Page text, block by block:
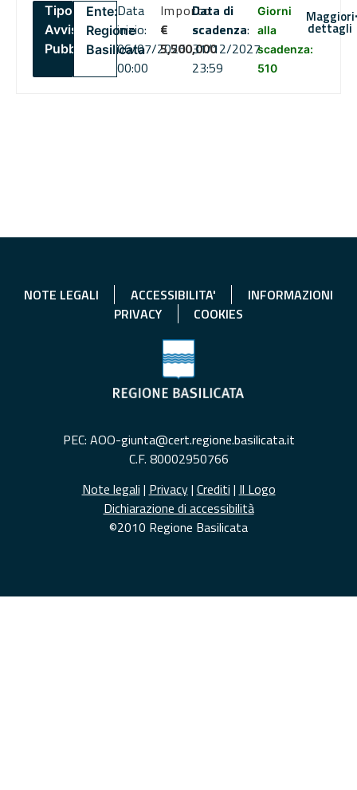
Tipo:
Avviso
Pubblico
Ente:
Regione
Basilicata
Data
inizio:
06/07/2026
00:00
Importo
€
5,500,000
Data di
scadenza:
31/12/2027
23:59
Giorni
alla
scadenza:
510
Maggiori
dettagli
NOTE LEGALI ACCESSIBILITA'
INFORMAZIONI
PRIVACY
COOKIES
PEC: AOO-giunta@cert.regione.basilicata.it
C.F. 80002950766
Note legali | Privacy| Crediti | Il Logo
Dichiarazione di accessibilità
©2010 Regione Basilicata